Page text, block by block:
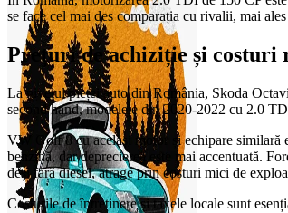
se face cel mai des comparația cu rivalii, mai
Prețuri de achiziție și costuri
La nivelul pieței auto din România, Skoda
second hand, modelele din 2020-2022 cu 2.0
VW Golf 8 cu același motor și echipare similară
benzină, dar deprecierea este mai accentuată.
deși fără diesel, atrage prin costuri mici de
Costurile de întreținere și taxele locale sunt